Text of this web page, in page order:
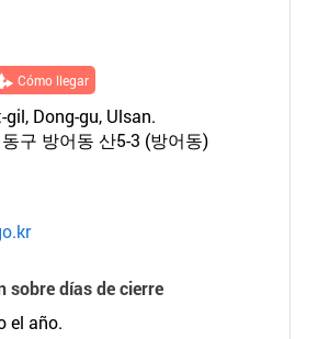
Cómo llegar
gil, Dong-gu, Ulsan.
구 방어동 산5-3 (방어동)
sobre días de cierre
el año.